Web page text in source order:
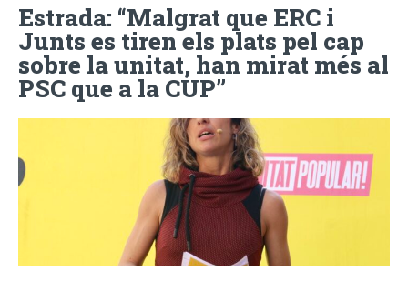
Estrada: “Malgrat que ERC i
Junts es tiren els plats pel cap
sobre la unitat, han mirat més al
PSC que a la CUP”